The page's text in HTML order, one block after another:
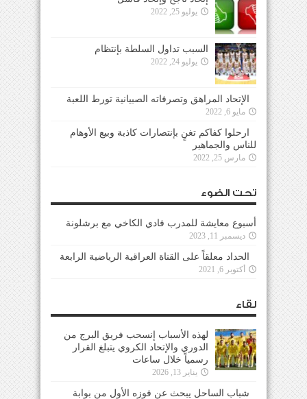
يوليو 25, 2022
السبب تداول السلطة بإنتظام
يوليو 24, 2022
الإتحاد المراهق وتصرفاته الصبيانية تورط اللعبة
مايو 6, 2022
ارحلوا كفاكم تغنٍ بإنتصارات كاذبة وبيع الأوهام
للناس والجماهير
مارس 25, 2022
تحت الضوء
أسبوع معايشة للمدرب فادي الكاخي مع برشلونة
ديسمبر 11, 2023
الحداد معلقاً على القناة العراقية الرياضية الرابعة
أكتوبر 6, 2021
لقاء
لهذه الأسباب إنسحب فريق البرج من
الدوري والإتحاد الكروي يتبلغ القرار
رسمياً خلال ساعات
يناير 13, 2026
شباب الساحل يبحث عن فوزه الأول من بوابة